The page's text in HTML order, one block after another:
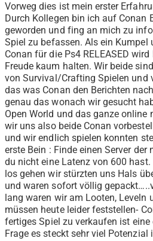
Vorweg dies ist mein erster
Durch Kollegen bin ich auf Conan
geworden und fing an mich zu
Spiel zu befassen. Als ein Kumpel
Conan für die Ps4 RELEASED
Freude kaum halten. Wir beide
von Survival/Crafting Spielen und
das was Conan den Berichten
genau das wonach wir gesucht
Open World und das ganze online
wir uns also beide Conan
und wir endlich spielen konnten
erste Bein : Finde einen Server
du nicht eine Latenz von 600
los gehen wir stürzten uns Hals
und waren sofort völlig
lang waren wir am Looten, Leveln
müssen heute leider feststellen-
fertiges Spiel zu verkaufen ist eine
Frage es steckt sehr viel Potenzial